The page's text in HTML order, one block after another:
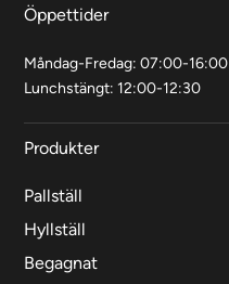
Öppettider
Måndag-Fredag: 07:00-16:00
Lunchstängt: 12:00-12:30
Produkter
Pallställ
Hyllställ
Begagnat